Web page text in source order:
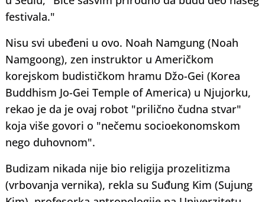
festivala."
Nisu svi ubeđeni u ovo. Noah Namgung (Noah
Namgoong), zen instruktor u Američkom
korejskom budističkom hramu Džo-Gei (Korea
Buddhism Jo-Gei Temple of America) u Njujorku,
rekao je da je ovaj robot "prilično čudna stvar"
koja više govori o "nečemu socioekonomskom
nego duhovnom".
Budizam nikada nije bio religija prozelitizma
(vrbovanja vernika), rekla su Suđung Kim (Sujung